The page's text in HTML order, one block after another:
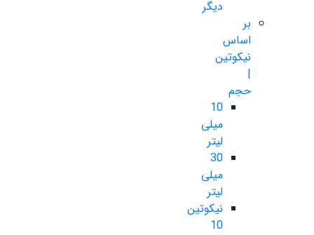
دیگر
بر
اساس
نیکوتین
|
حجم
10
میلی
لیتر
30
میلی
لیتر
نیکوتین
10